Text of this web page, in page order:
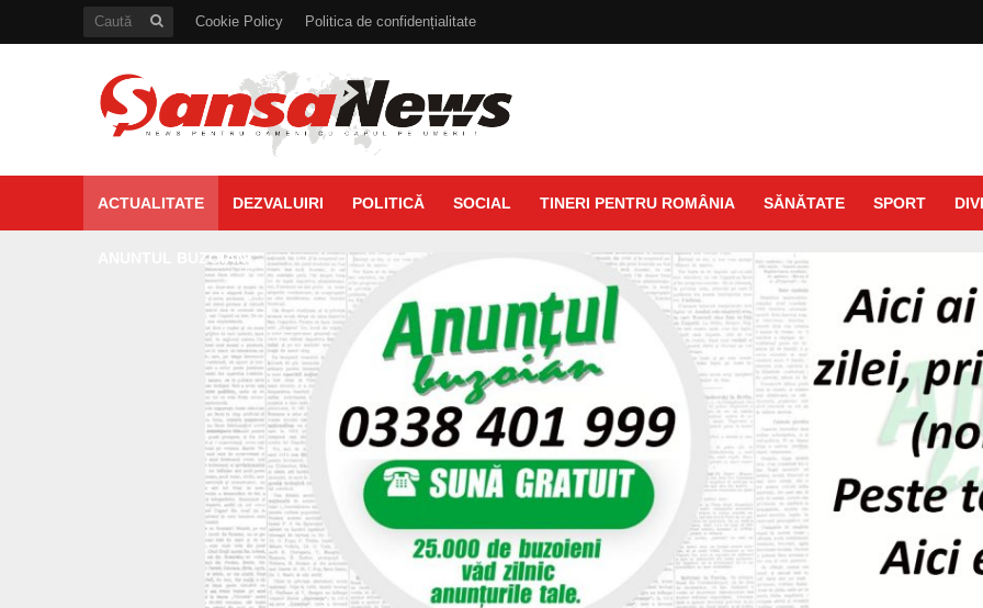
Cookie Policy Politica de confidențialitate
ACTUALITATE DEZVALUIRI POLITICĂ SOCIAL TINERI PENTRU ROMÂNIA SĂNĂTATE SPORT
ANUNTUL BUZOIAN